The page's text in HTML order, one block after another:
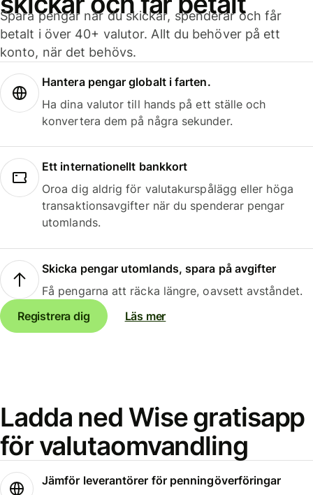
Spara pengar när du skickar, spenderar och får
betalt i över 40+ valutor. Allt du behöver på ett
konto, när det behövs.
Hantera pengar globalt i farten.
Ha dina valutor till hands på ett ställe och
konvertera dem på några sekunder.
Ett internationellt bankkort
Oroa dig aldrig för valutakurspålägg eller höga
transaktionsavgifter när du spenderar pengar
utomlands.
Skicka pengar utomlands, spara på avgifter
Få pengarna att räcka längre, oavsett avståndet.
Registrera dig
Läs mer
Ladda ned Wise gratisapp
för valutaomvandling
Jämför leverantörer för penningöverföringar